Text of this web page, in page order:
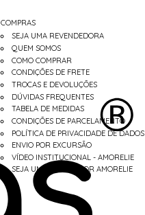
COMPRAS
SEJA UMA REVENDEDORA
QUEM SOMOS
COMO COMPRAR
CONDIÇÕES DE FRETE
TROCAS E DEVOLUÇÕES
DÚVIDAS FREQUENTES
TABELA DE MEDIDAS
CONDIÇÕES DE PARCELAMENTO
POLÍTICA DE PRIVACIDADE DE DADOS
ENVIO POR EXCURSÃO
VÍDEO INSTITUCIONAL - AMORELIE
SEJA UM REVENDEDOR AMORELIE